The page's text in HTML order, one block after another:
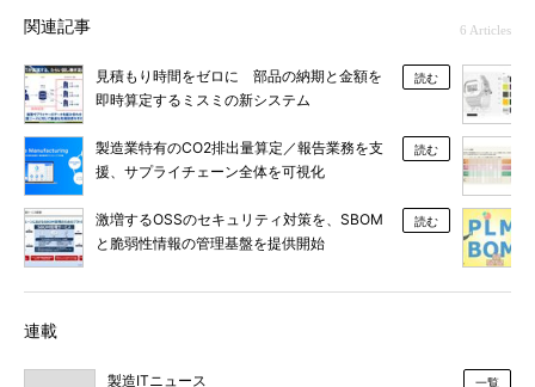
関連記事 6 Articles
見積もり時間をゼロに 部品の納期と金額を
即時算定するミスミの新システム
読む
製造業特有のCO2排出量算定／報告業務を支
援、サプライチェーン全体を可視化
読む
激増するOSSのセキュリティ対策を、SBOM
と脆弱性情報の管理基盤を提供開始
読む
連載
製造ITニュース 一覧